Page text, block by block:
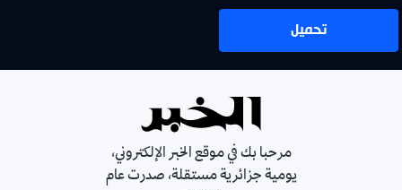
تحميل
مرحبا بك في موقع الخبر الإلكتروني،
يومية جزائرية مستقلة، صدرت عام